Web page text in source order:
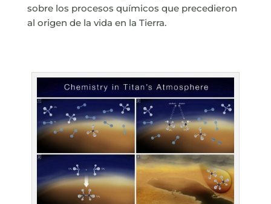
sobre los procesos químicos que precedieron
al origen de la vida en la Tierra.